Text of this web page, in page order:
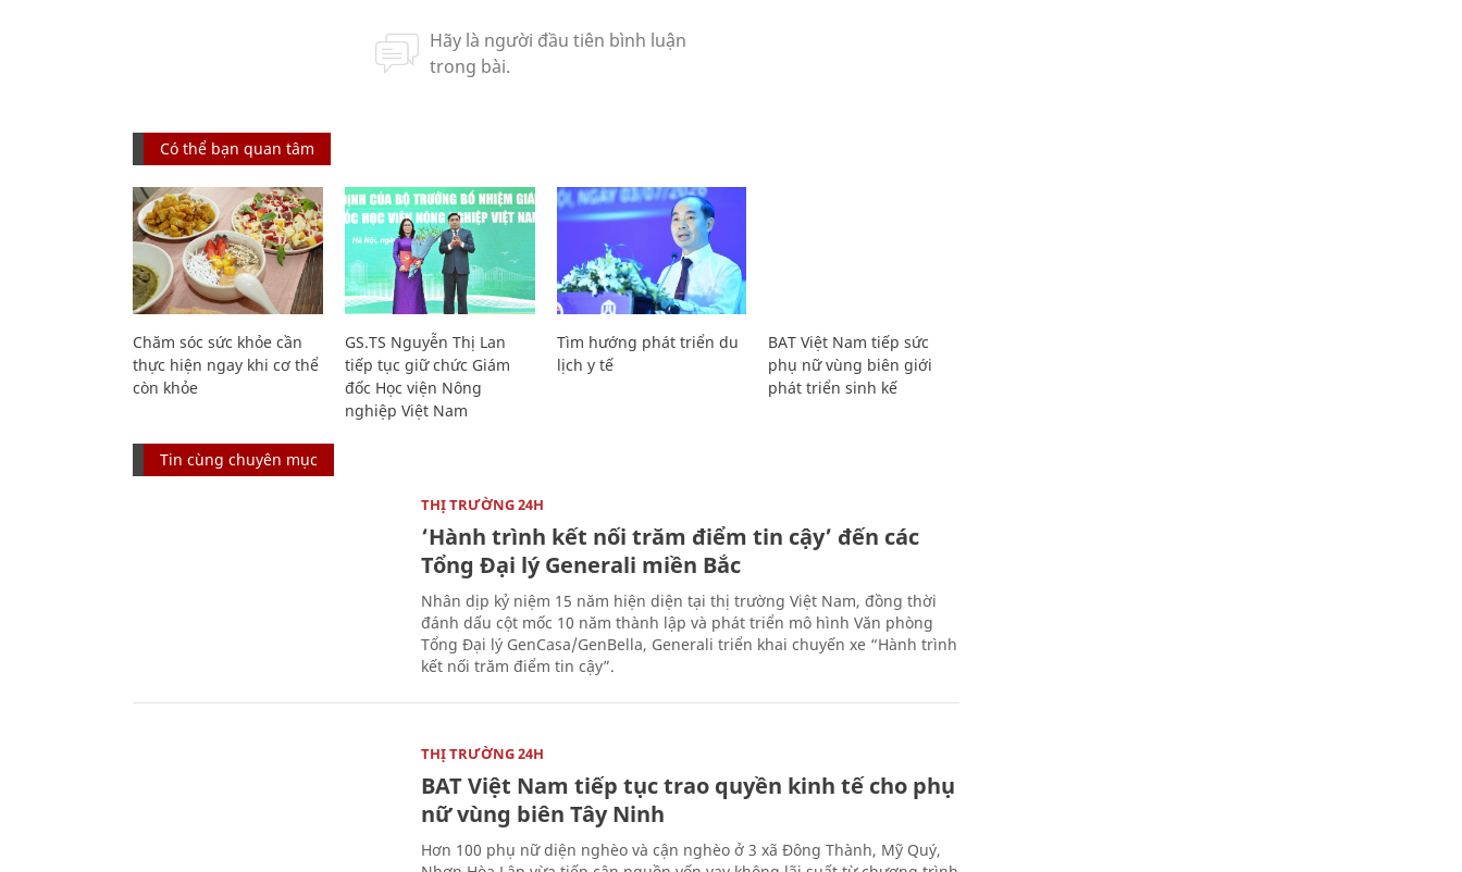
Có thể bạn quan tâm
Chăm sóc sức khỏe cần
thực hiện ngay khi cơ thể
còn khỏe
GS.TS Nguyễn Thị Lan
tiếp tục giữ chức Giám
đốc Học viện Nông
nghiệp Việt Nam
Tìm hướng phát triển du
lịch y tế
BAT Việt Nam tiếp sức
phụ nữ vùng biên giới
phát triển sinh kế
Tin cùng chuyên mục
THỊ TRƯỜNG 24H
‘Hành trình kết nối trăm điểm tin cậy’ đến các
Tổng Đại lý Generali miền Bắc
Nhân dịp kỷ niệm 15 năm hiện diện tại thị trường Việt Nam, đồng thời
đánh dấu cột mốc 10 năm thành lập và phát triển mô hình Văn phòng
Tổng Đại lý GenCasa/GenBella, Generali triển khai chuyến xe “Hành trình
kết nối trăm điểm tin cậy”.
THỊ TRƯỜNG 24H
BAT Việt Nam tiếp tục trao quyền kinh tế cho phụ
nữ vùng biên Tây Ninh
Hơn 100 phụ nữ diện nghèo và cận nghèo ở 3 xã Đông Thành, Mỹ Quý,